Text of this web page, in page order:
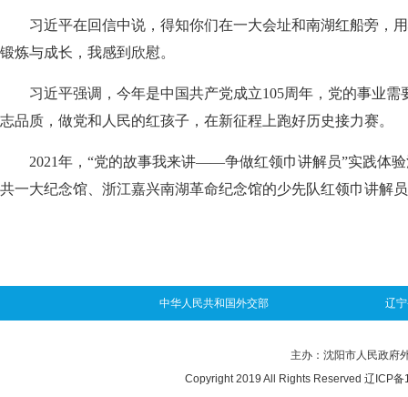
习近平在回信中说，得知你们在一大会址和南湖红船旁，
锻炼与成长，我感到欣慰。
习近平强调，今年是中国共产党成立105周年，党的事业
志品质，做党和人民的红孩子，在新征程上跑好历史接力赛。
2021年，“党的故事我来讲——争做红领巾讲解员”实践体
共一大纪念馆、浙江嘉兴南湖革命纪念馆的少先队红领巾讲解
中华人民共和国外交部 辽
主办：沈阳市人民政府
Copyright 2019 All Rights Reserved 辽ICP备